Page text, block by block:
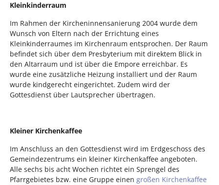
Kleinkinderraum
Im Rahmen der Kircheninnensanierung 2004 wurde dem
Wunsch von Eltern nach der Errichtung eines
Kleinkinderraumes im Kirchenraum entsprochen. Der Raum
befindet sich über dem Presbyterium mit direktem Blick in
den Altarraum und ist über die Empore erreichbar. Es
wurde eine zusätzliche Heizung installiert und der Raum
wurde kindgerecht eingerichtet. Zudem wird der
Gottesdienst über Lautsprecher übertragen.
Kleiner Kirchenkaffee
Im Anschluss an den Gottesdienst wird im Erdgeschoss des
Gemeindezentrums ein kleiner Kirchenkaffee angeboten.
Alle sechs bis acht Wochen richtet ein Sprengel des
Pfarrgebietes bzw. eine Gruppe einen großen Kirchenkaffee